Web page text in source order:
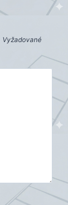
Vyžadované